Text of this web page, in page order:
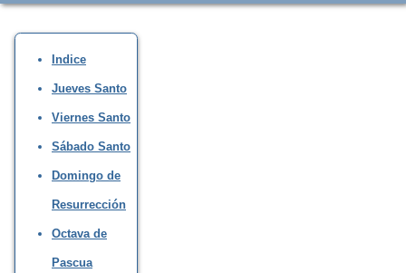
Indice
Jueves Santo
Viernes Santo
Sábado Santo
Domingo de
Resurrección
Octava de
Pascua